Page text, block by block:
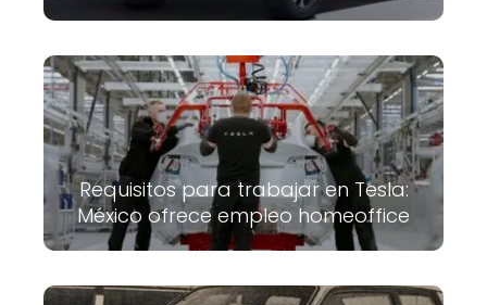
Requisitos para trabajar en Tesla:
México ofrece empleo homeoffice